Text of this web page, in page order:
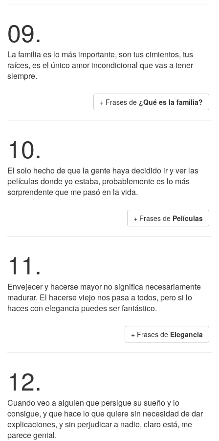
09.
La familia es lo más importante, son tus cimientos, tus
raíces, es el único amor incondicional que vas a tener
siempre.
+ Frases de ¿Qué es la familia?
10.
El solo hecho de que la gente haya decidido ir y ver las
películas donde yo estaba, probablemente es lo más
sorprendente que me pasó en la vida.
+ Frases de Películas
11.
Envejecer y hacerse mayor no significa necesariamente
madurar. El hacerse viejo nos pasa a todos, pero si lo
haces con elegancia puedes ser fantástico.
+ Frases de Elegancia
12.
Cuando veo a alguien que persigue su sueño y lo
consigue, y que hace lo que quiere sin necesidad de dar
explicaciones, y sin perjudicar a nadie, claro está, me
parece genial.